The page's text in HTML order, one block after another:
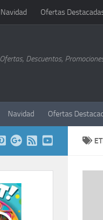
Navidad Ofertas
Ofertas, Descuentos,
Navidad Ofertas